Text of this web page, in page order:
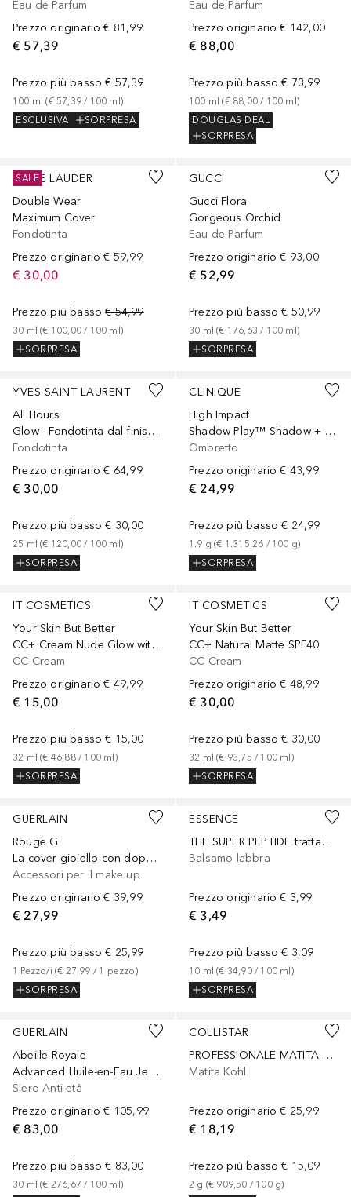
Eau de Parfum
Prezzo originario € 81,99
€ 57,39
Prezzo più basso € 57,39
100 ml (€ 57,39 / 100 ml )
ESCLUSIVA
SORPRESA
Eau de Parfum
Prezzo originario € 142,00
€ 88,00
Prezzo più basso € 73,99
100 ml (€ 88,00 / 100 ml )
DOUGLAS DEAL
SORPRESA
ESTÉE LAUDER
Double Wear
Maximum Cover
Fondotinta
Prezzo originario € 59,99
€ 30,00
Prezzo più basso € 54,99
30 ml (€ 100,00 / 100 ml )
SORPRESA
SALE
GUCCI
Gucci Flora
Gorgeous Orchid
Eau de Parfum
Prezzo originario € 93,00
€ 52,99
Prezzo più basso € 50,99
30 ml (€ 176,63 / 100 ml )
SORPRESA
YVES SAINT LAURENT
All Hours
Glow - Fondotinta dal finish luminoso
Fondotinta
Prezzo originario € 64,99
€ 30,00
Prezzo più basso € 30,00
25 ml (€ 120,00 / 100 ml )
SORPRESA
+30
CLINIQUE
High Impact
Shadow Play™ Shadow + Definer
Ombretto
Prezzo originario € 43,99
€ 24,99
Prezzo più basso € 24,99
1.9 g (€ 1.315,26 / 100 g)
SORPRESA
+8
IT COSMETICS
Your Skin But Better
CC+ Cream Nude Glow with SPF 40
CC Cream
Prezzo originario € 49,99
€ 15,00
Prezzo più basso € 15,00
32 ml (€ 46,88 / 100 ml )
SORPRESA
+9
IT COSMETICS
Your Skin But Better
CC+ Natural Matte SPF40
CC Cream
Prezzo originario € 48,99
€ 30,00
Prezzo più basso € 30,00
32 ml (€ 93,75 / 100 ml )
SORPRESA
+11
GUERLAIN
Rouge G
La cover gioiello con doppio specchio
Accessori per il make up
Prezzo originario € 39,99
€ 27,99
Prezzo più basso € 25,99
1 Pezzo/i (€ 27,99 / 1 pezzo)
SORPRESA
+10
ESSENCE
THE SUPER PEPTIDE trattamento labbra
Balsamo labbra
Prezzo originario € 3,99
€ 3,49
Prezzo più basso € 3,09
10 ml (€ 34,90 / 100 ml )
SORPRESA
+3
GUERLAIN
Abeille Royale
Advanced Huile-en-Eau Jeunesse
Siero Anti-età
Prezzo originario € 105,99
€ 83,00
Prezzo più basso € 83,00
30 ml (€ 276,67 / 100 ml )
COLLISTAR
PROFESSIONALE MATITA OCCHI
Matita Kohl
Prezzo originario € 25,99
€ 18,19
Prezzo più basso € 15,09
2 g (€ 909,50 / 100 g)
+9